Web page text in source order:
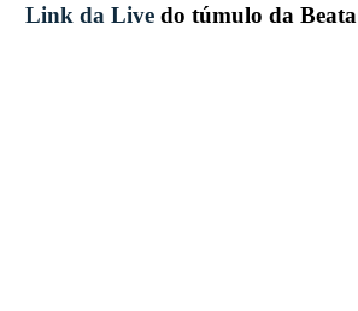
Link da Livedo túmulo da Beata